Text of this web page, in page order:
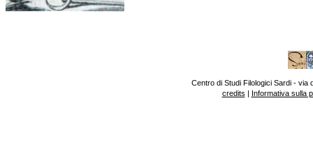
Centro di Studi Filologici Sardi - via
credits | Informativa sulla